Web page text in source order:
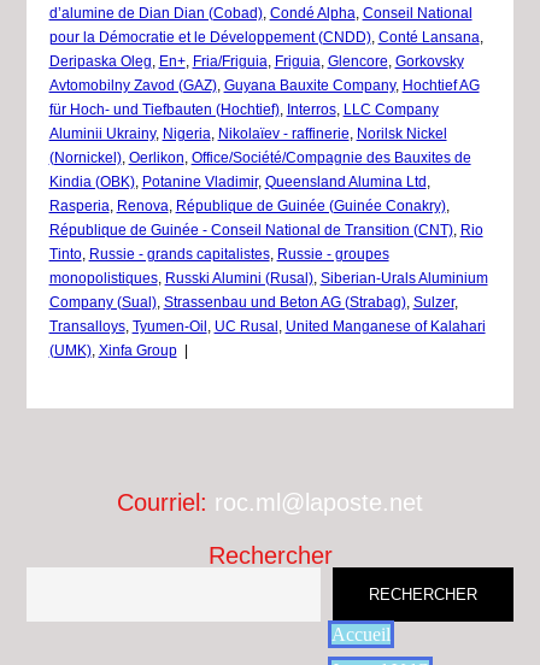
d’alumine de Dian Dian (Cobad), Condé Alpha Conseil National
pour la Démocratie et le Développement (CNDD), Conté Lansana
Deripaska Oleg
En+, Fria/Friguia Friguia Glencore Gorkovsky
Avtomobilny Zavod (GAZ), Guyana Bauxite Company, Hochtief AG
für Hoch- und Tiefbauten (Hochtief), Interros,
LLC Company
Aluminii Ukrainy, Nigeria Nikolaïev - raffinerie
Norilsk Nickel
(Nornickel), Oerlikon Office/Société/Compagnie des Bauxites de
Kindia (OBK), Potanine Vladimir, Queensland Alumina Ltd
Rasperia
Renova République de Guinée (Guinée Conakry),
République de Guinée - Conseil National de Transition (CNT),
Rio
Tinto, Russie - grands capitalistes,
Russie - groupes
monopolistiques, Russki Alumini (Rusal), Siberian-Urals Aluminium
Company (Sual), Strassenbau und Beton AG (Strabag), Sulzer,
Transalloys, Tyumen-Oil UC Rusal
United Manganese of Kalahari
(UMK), Xinfa Group
Courriel: roc.ml@laposte.net
Rechercher
RECHERCHER
Accueil